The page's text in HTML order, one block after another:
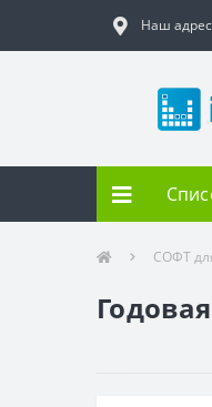
Наш адрес
СОФТ